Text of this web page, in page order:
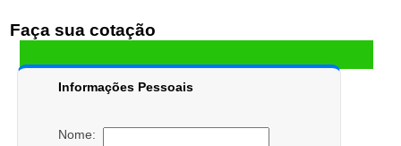
Faça sua cotação
Informações Pessoais
Nome: